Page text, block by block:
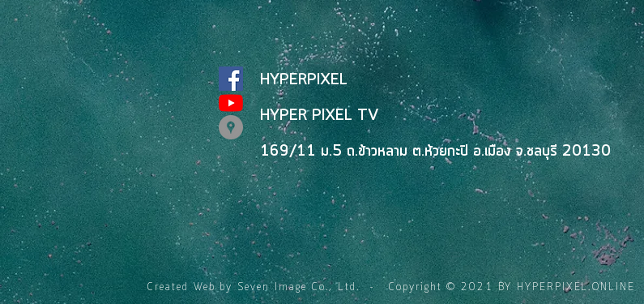
HYPERPIXEL
HYPER PIXEL TV
169/11 ม.5 ถ.ข้าวหลาม ต.ห้วยกะปิ อ.เมือง จ.ชลบุรี 20130
Created Web by Seven Image Co., Ltd. - Copyright © 2021 BY HYPERPIXEL.ONLINE